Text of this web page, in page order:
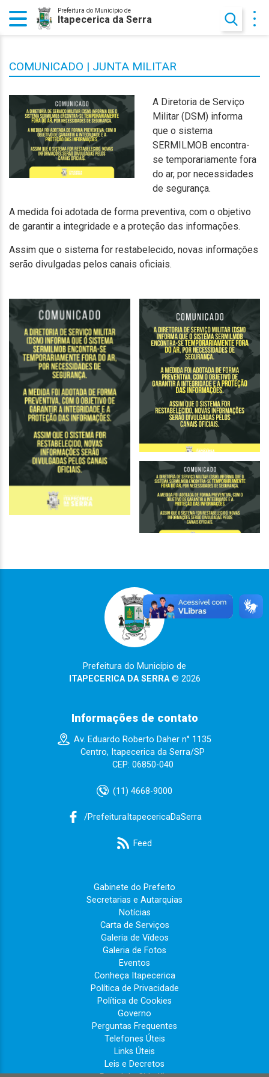
Prefeitura do Município de
Itapecerica da Serra
COMUNICADO | JUNTA MILITAR
A Diretoria de Serviço
Militar (DSM) informa
que o sistema
SERMILMOB encontra-
se temporariamente fora
do ar, por necessidades
de segurança.
A medida foi adotada de forma preventiva, com o objetivo
de garantir a integridade e a proteção das informações.
Assim que o sistema for restabelecido, novas informações
serão divulgadas pelos canais oficiais.
Prefeitura do Município de
ITAPECERICA DA SERRA© 2026
Informações de contato
Av. Eduardo Roberto Daher n° 1135
Centro, Itapecerica da Serra/SP
CEP: 06850-040
(11) 4668-9000
/PrefeituraItapecericaDaSerra
Feed
Gabinete do Prefeito
Secretarias e Autarquias
Notícias
Carta de Serviços
Galeria de Vídeos
Galeria de Fotos
Eventos
Conheça Itapecerica
Política de Privacidade
Política de Cookies
Governo
Perguntas Frequentes
Telefones Úteis
Links Úteis
Leis e Decretos